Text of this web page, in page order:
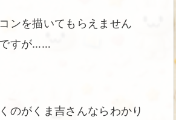
ンを描いてもらえません
すが……
のがくま吉さんならわかり